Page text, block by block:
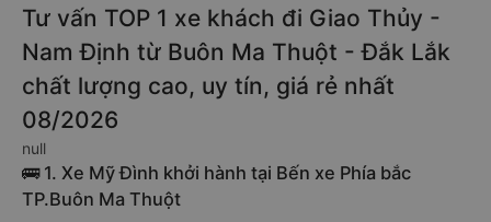
Tư vấn TOP 1 xe khách đi Giao Thủy -
Nam Định từ Buôn Ma Thuột - Đắk Lắk
chất lượng cao, uy tín, giá rẻ nhất
08/2026
null
🚌 1. Xe Mỹ Đình khởi hành tại Bến xe Phía bắc
TP.Buôn Ma Thuột